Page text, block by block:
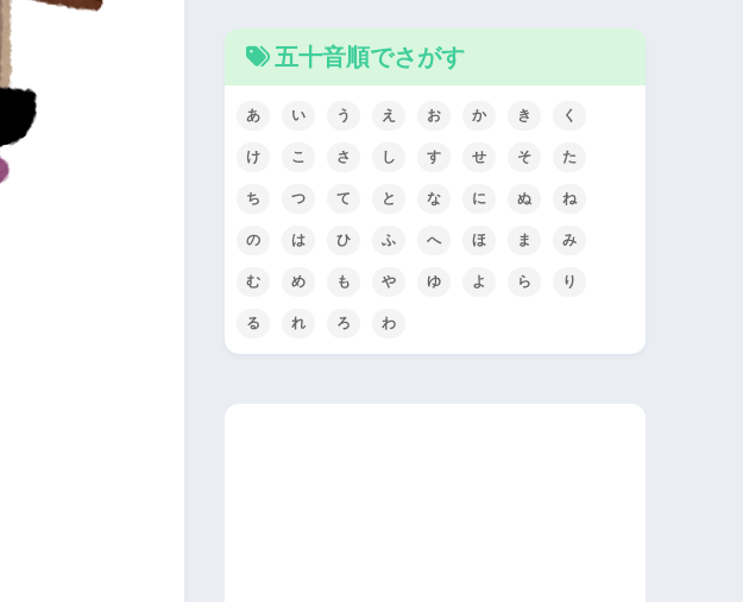
五十音順でさがす
あ い う え お か き く
け こ さ し す せ そ た
ち つ て と な に ぬ ね
の は ひ ふ へ ほ ま み
む め も や ゆ よ ら り
る れ ろ わ